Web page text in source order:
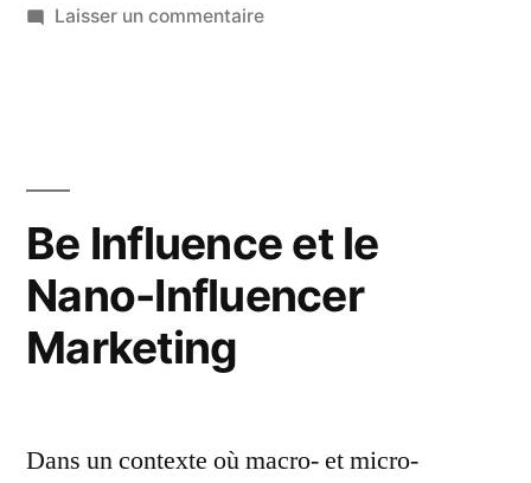
Laisser un commentairesur
interview
Carlo
Be Influence et le
Nano-Influencer
Marketing
Dans un contexte où macro- et micro-